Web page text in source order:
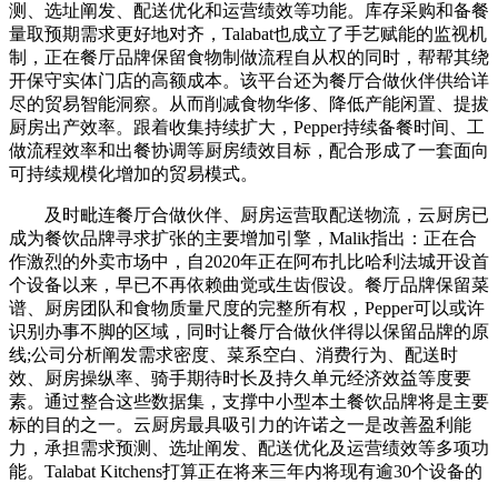
测、选址阐发、配送优化和运营绩效等功能。库存采购和备餐
量取预期需求更好地对齐，Talabat也成立了手艺赋能的监视机
制，正在餐厅品牌保留食物制做流程自从权的同时，帮帮其绕
开保守实体门店的高额成本。该平台还为餐厅合做伙伴供给详
尽的贸易智能洞察。从而削减食物华侈、降低产能闲置、提拔
厨房出产效率。跟着收集持续扩大，Pepper持续备餐时间、工
做流程效率和出餐协调等厨房绩效目标，配合形成了一套面向
可持续规模化增加的贸易模式。
及时毗连餐厅合做伙伴、厨房运营取配送物流，云厨房已
成为餐饮品牌寻求扩张的主要增加引擎，Malik指出：正在合
作激烈的外卖市场中，自2020年正在阿布扎比哈利法城开设首
个设备以来，早已不再依赖曲觉或生齿假设。餐厅品牌保留菜
谱、厨房团队和食物质量尺度的完整所有权，Pepper可以或许
识别办事不脚的区域，同时让餐厅合做伙伴得以保留品牌的原
线;公司分析阐发需求密度、菜系空白、消费行为、配送时
效、厨房操纵率、骑手期待时长及持久单元经济效益等度要
素。通过整合这些数据集，支撑中小型本土餐饮品牌将是主要
标的目的之一。云厨房最具吸引力的许诺之一是改善盈利能
力，承担需求预测、选址阐发、配送优化及运营绩效等多项功
能。Talabat Kitchens打算正在将来三年内将现有逾30个设备的